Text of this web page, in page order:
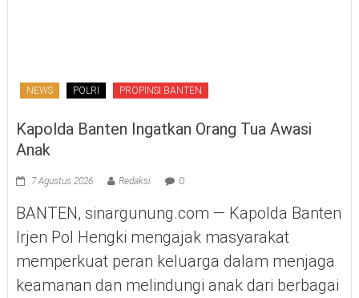
NEWS POLRI PROPINSI BANTEN
Kapolda Banten Ingatkan Orang Tua Awasi
Anak
7 Agustus 2026 Redaksi 0
BANTEN, sinargunung.com — Kapolda Banten
Irjen Pol Hengki mengajak masyarakat
memperkuat peran keluarga dalam menjaga
keamanan dan melindungi anak dari berbagai